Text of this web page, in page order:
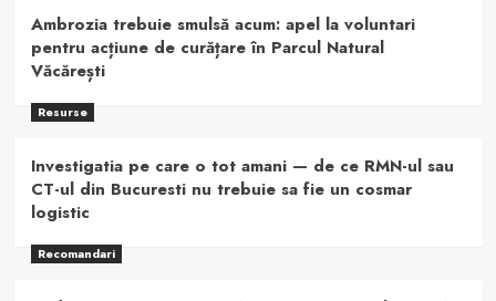
Ambrozia trebuie smulsă acum: apel la voluntari
pentru acțiune de curățare în Parcul Natural
Văcărești
Resurse
Investigatia pe care o tot amani — de ce RMN-ul sau
CT-ul din Bucuresti nu trebuie sa fie un cosmar
logistic
Recomandari